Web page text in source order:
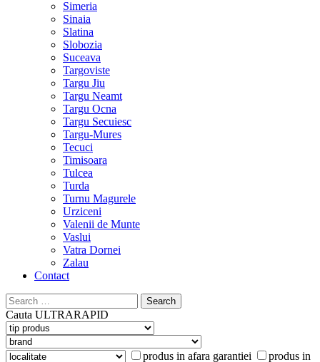
Simeria
Sinaia
Slatina
Slobozia
Suceava
Targoviste
Targu Jiu
Targu Neamt
Targu Ocna
Targu Secuiesc
Targu-Mures
Tecuci
Timisoara
Tulcea
Turda
Turnu Magurele
Urziceni
Valenii de Munte
Vaslui
Vatra Dornei
Zalau
Contact
Search
for:
Cauta ULTRARAPID
produs in afara garantiei produs in